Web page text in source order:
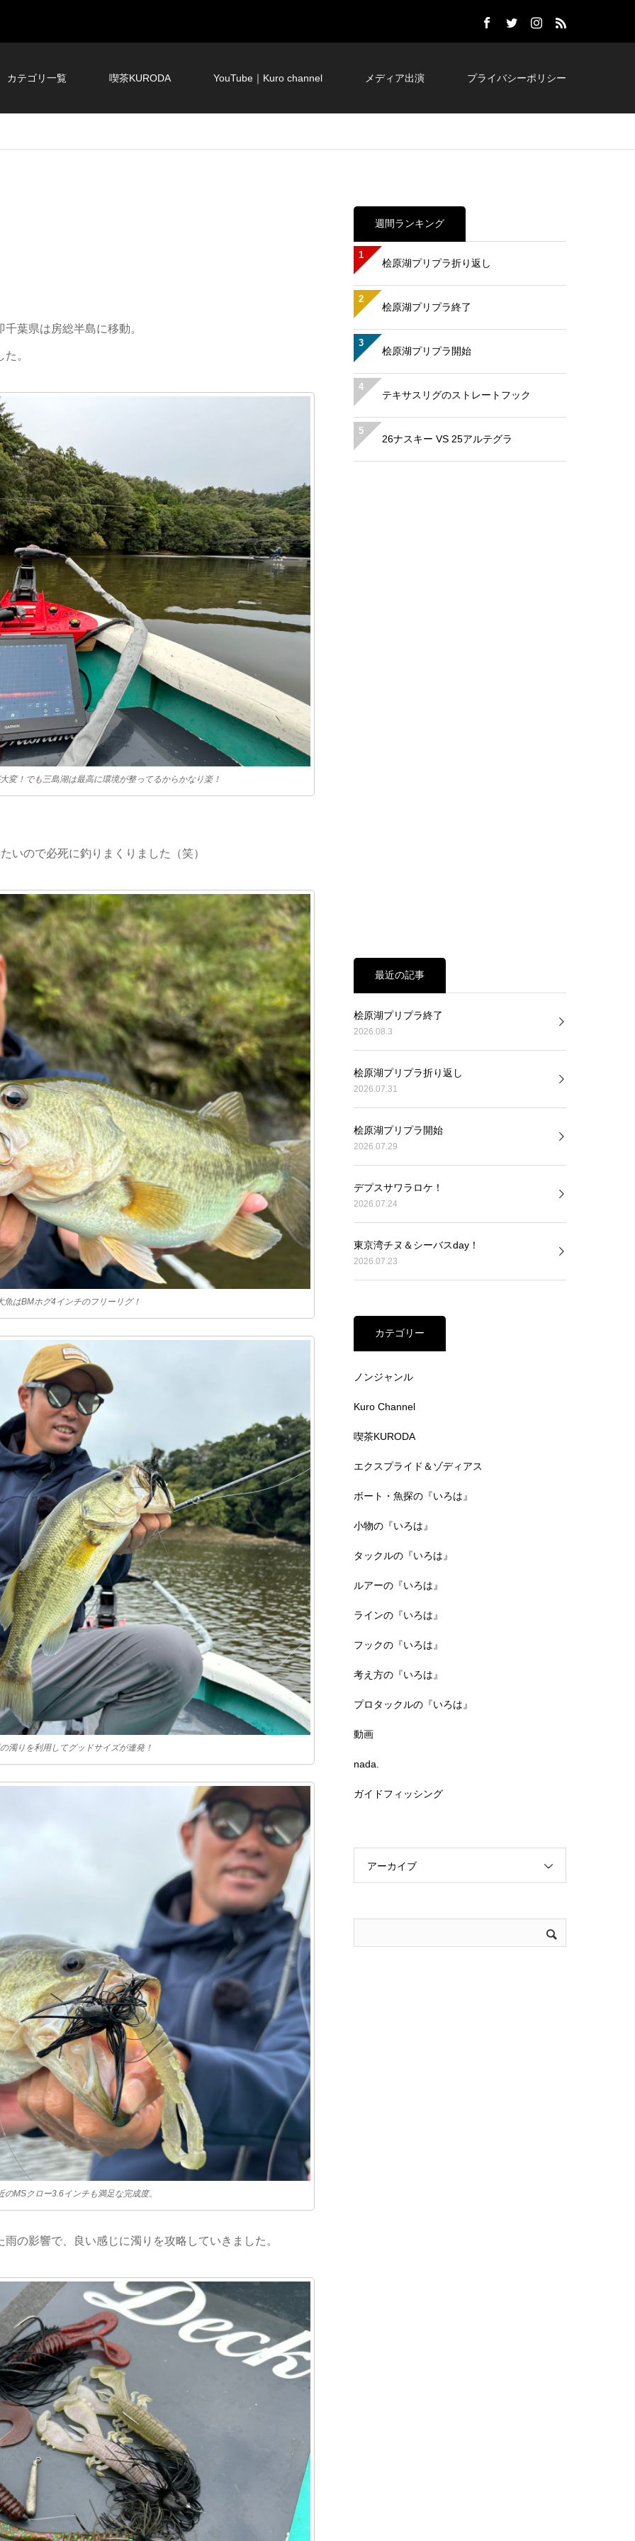
カテゴリ一覧 喫茶KURODA YouTube｜Kuro channel メディア出演 プライバシーポリシー
葉県は房総半島に移動。
。
変！でも三島湖は最高に環境が整ってるからかなり楽！
いので必死に釣りまくりました（笑）
魚はBMホグ4インチのフリーリグ！
濁りを利用してグッドサイズが連発！
のMSクロー3.6インチも満足な完成度。
の影響で、良い感じに濁りを攻略していきました。
週間ランキング
1
桧原湖プリプラ折り返し
2
桧原湖プリプラ終了
3
桧原湖プリプラ開始
4
テキサスリグのストレートフック
5
26ナスキー VS 25アルテグラ
最近の記事
桧原湖プリプラ終了
2026.08.3
桧原湖プリプラ折り返し
2026.07.31
桧原湖プリプラ開始
2026.07.29
デプスサワラロケ！
2026.07.24
東京湾チヌ＆シーバスday！
2026.07.23
カテゴリー
ノンジャンル
Kuro Channel
喫茶KURODA
エクスプライド＆ゾディアス
ボート・魚探の『いろは』
小物の『いろは』
タックルの『いろは』
ルアーの『いろは』
ラインの『いろは』
フックの『いろは』
考え方の『いろは』
プロタックルの『いろは』
動画
nada.
ガイドフィッシング
アーカイブ